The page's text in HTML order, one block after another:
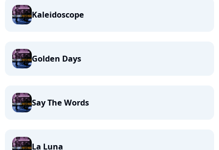
Kaleidoscope
Golden Days
Say The Words
La Luna